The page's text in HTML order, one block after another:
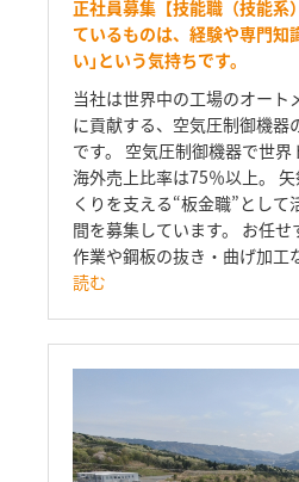
正社員募集【技能職（技能系
ているものは、経験や専門知
い｣という気持ちです。
当社は世界中の工場のオート
に貢献する、空気圧制御機器
です。 空気圧制御機器で世界
海外売上比率は75％以上。
くりを支える“板金職”として
間を募集しています。 お任
作業や鋼板の抜き・曲げ加工
読む